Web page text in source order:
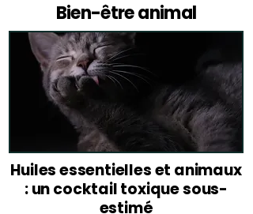
Bien-être animal
Huiles essentielles et animaux
: un cocktail toxique sous-
estimé